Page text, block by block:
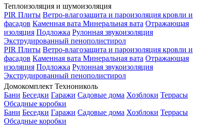
Теплоизоляция и шумоизоляция
PIR Плиты Ветро-влагозащита и пароизоляция кровли и
фасадов Каменная вата Минеральная вата Отражающая
изоляция Подложка Рулонная звукоизоляция
Экструдированный пенополистирол
PIR Плиты Ветро-влагозащита и пароизоляция кровли и
фасадов Каменная вата Минеральная вата Отражающая
изоляция Подложка Рулонная звукоизоляция
Экструдированный пенополистирол
Домокомплект Технониколь
Бани Беседки Гаражи Садовые дома Хозблоки Террасы
Обсадные коробки
Бани Беседки Гаражи Садовые дома Хозблоки Террасы
Обсадные коробки